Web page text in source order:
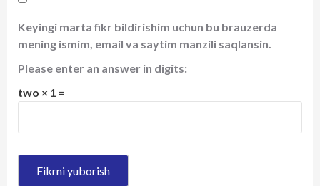
Keyingi marta fikr bildirishim uchun bu brauzerda
mening ismim, email va saytim manzili saqlansin.
Please enter an answer in digits:
two × 1 =